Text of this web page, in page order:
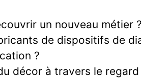
un nouveau métier ?
de dispositifs de
?
décor à travers le